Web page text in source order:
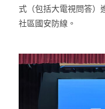
式（包括大電視問答）
社區國安防線。